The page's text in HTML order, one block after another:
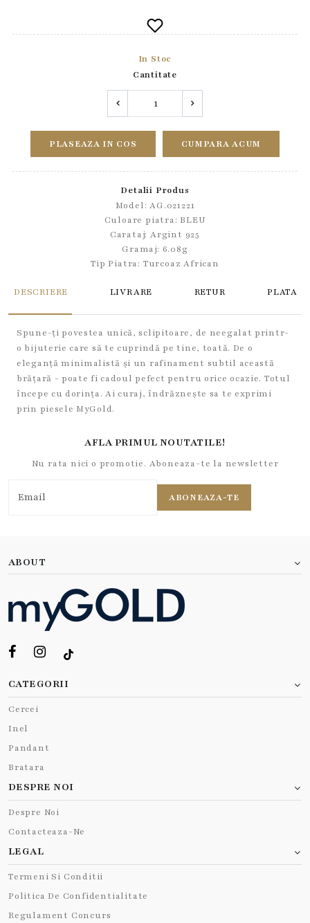
In Stoc
Cantitate
PLASEAZA IN COS CUMPARA ACUM
Detalii Produs
Model: AG.021221
Culoare piatra: BLEU
Carataj: Argint 925
Gramaj: 6.08g
Tip Piatra: Turcoaz African
DESCRIERE LIVRARE RETUR PLATA
Spune-ți povestea unică, sclipitoare, de neegalat printr-
o bijuterie care să te cuprindă pe tine, toată. De o
eleganță minimalistă și un rafinament subtil această
brățară - poate fi cadoul pefect pentru orice ocazie. Totul
începe cu dorința. Ai curaj, îndrăznește sa te exprimi
prin piesele MyGold.
AFLA PRIMUL NOUTATILE!
Nu rata nici o promotie. Aboneaza-te la newsletter
ABONEAZA-TE
ABOUT
CATEGORII
Cercei
Inel
Pandant
Bratara
DESPRE NOI
Despre Noi
Contacteaza-Ne
LEGAL
Termeni Si Conditii
Politica De Confidentialitate
Regulament Concurs